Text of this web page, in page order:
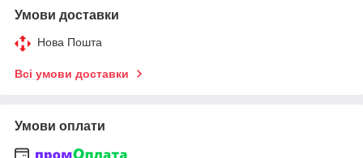
Умови доставки
Нова Пошта
Всі умови доставки
Умови оплати